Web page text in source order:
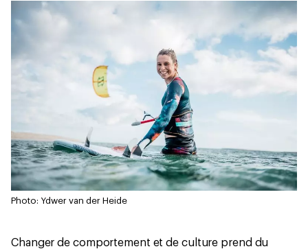
Photo: Ydwer van der Heide
Changer de comportement et de culture prend du